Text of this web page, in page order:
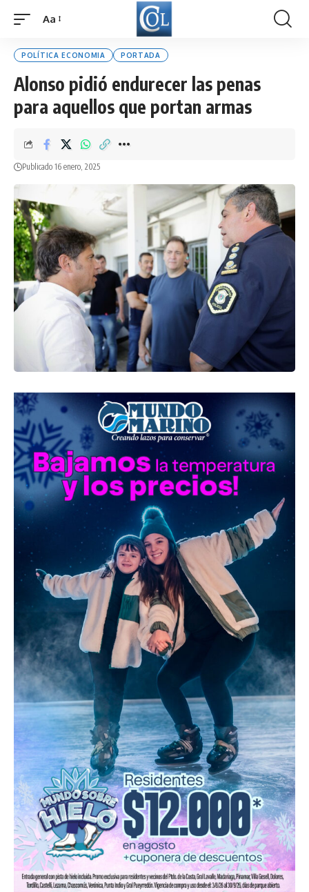
Font
Aa
POLÍTICA ECONOMIA PORTADA
Alonso pidió endurecer las penas
para aquellos que portan armas
Publicado 16 enero, 2025